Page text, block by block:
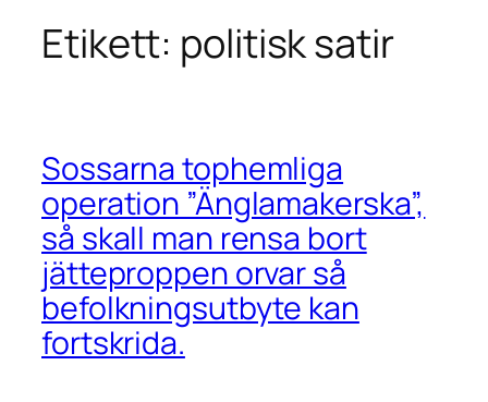
Etikett: politisk satir
Sossarna tophemliga
operation ”Änglamakerska”,
så skall man rensa bort
jätteproppen orvar så
befolkningsutbyte kan
fortskrida.